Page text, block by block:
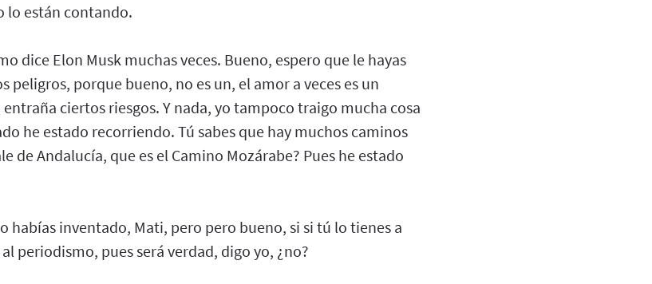
lo están contando.
dice Elon Musk muchas veces. Bueno, espero que le hayas
peligros, porque bueno, no es un, el amor a veces es un
ciertos riesgos. Y nada, yo tampoco traigo mucha cosa
he estado recorriendo. Tú sabes que hay muchos caminos
de Andalucía, que es el Camino Mozárabe? Pues he estado
habías inventado, Mati, pero pero bueno, si si tú lo tienes a
periodismo, pues será verdad, digo yo, ¿no?